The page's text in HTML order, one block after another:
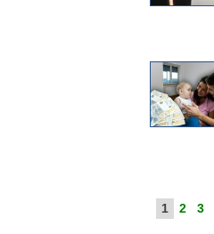
1 2 3